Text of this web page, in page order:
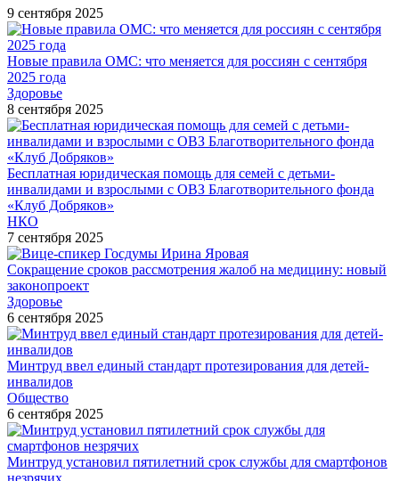
9 сентября 2025
Новые правила ОМС: что меняется для россиян с сентября
2025 года
Здоровье
8 сентября 2025
Бесплатная юридическая помощь для семей с детьми-
инвалидами и взрослыми с ОВЗ Благотворительного фонда
«Клуб Добряков»
НКО
7 сентября 2025
Сокращение сроков рассмотрения жалоб на медицину: новый
законопроект
Здоровье
6 сентября 2025
Минтруд ввел единый стандарт протезирования для детей-
инвалидов
Общество
6 сентября 2025
Минтруд установил пятилетний срок службы для смартфонов
незрячих